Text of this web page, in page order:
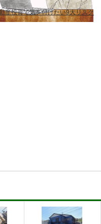
産投資で気を付けたい9大リスク